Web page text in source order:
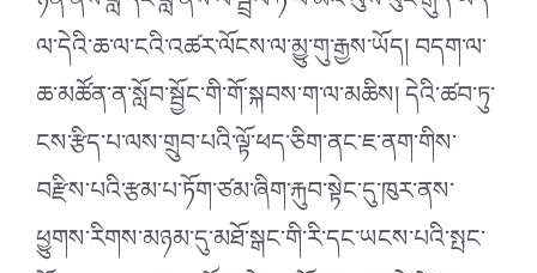
ལ་དེའི་ཆ་ལ་ངའི་འཚར་ལོངས་ལ་མྱུ་གུ་རྒྱས་ཡོད། བདག་ལ་
ཆ་མཚོན་ན་སློབ་སྦྱོང་གི་གོ་སྐབས་ག་ལ་མཆིས། དེའི་ཚབ་ཏུ་
ངས་རྩིད་པ་ལས་གྲུབ་པའི་ལྟོ་ཕད་ཅིག་ནང་ཇ་ནག་གིས་
བརྫིས་པའི་རྩམ་པ་ཏོག་ཙམ་ཞིག་རྐུབ་སྟེང་དུ་ཁུར་ནས་
ཕྱུགས་རིགས་མཉམ་དུ་མཐོ་སྒང་གི་རི་དང་ཡངས་པའི་སྤང་